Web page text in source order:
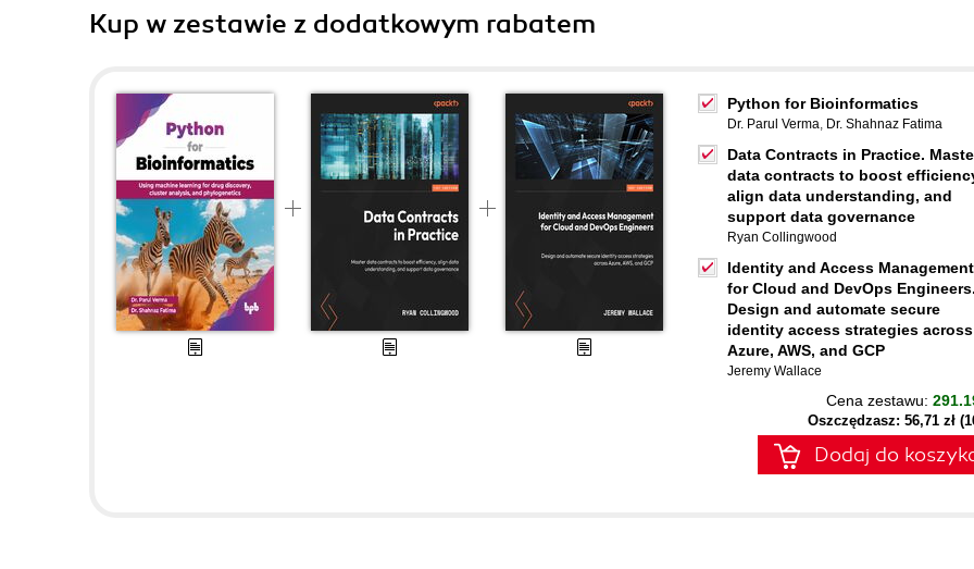
Kup w zestawie z dodatkowym rabatem
Python for Bioinformatics
Dr. Parul Verma, Dr. Shahnaz Fatima
Data Contracts in Practice.
data contracts to boost
align data understanding, and
support data governance
Ryan Collingwood
Identity and Access Management
for Cloud and DevOps Engineers.
Design and automate secure
identity access strategies across
Azure, AWS, and GCP
Jeremy Wallace
Cena zestawu:
Oszczędzasz: 56,71 zł
Dodaj do